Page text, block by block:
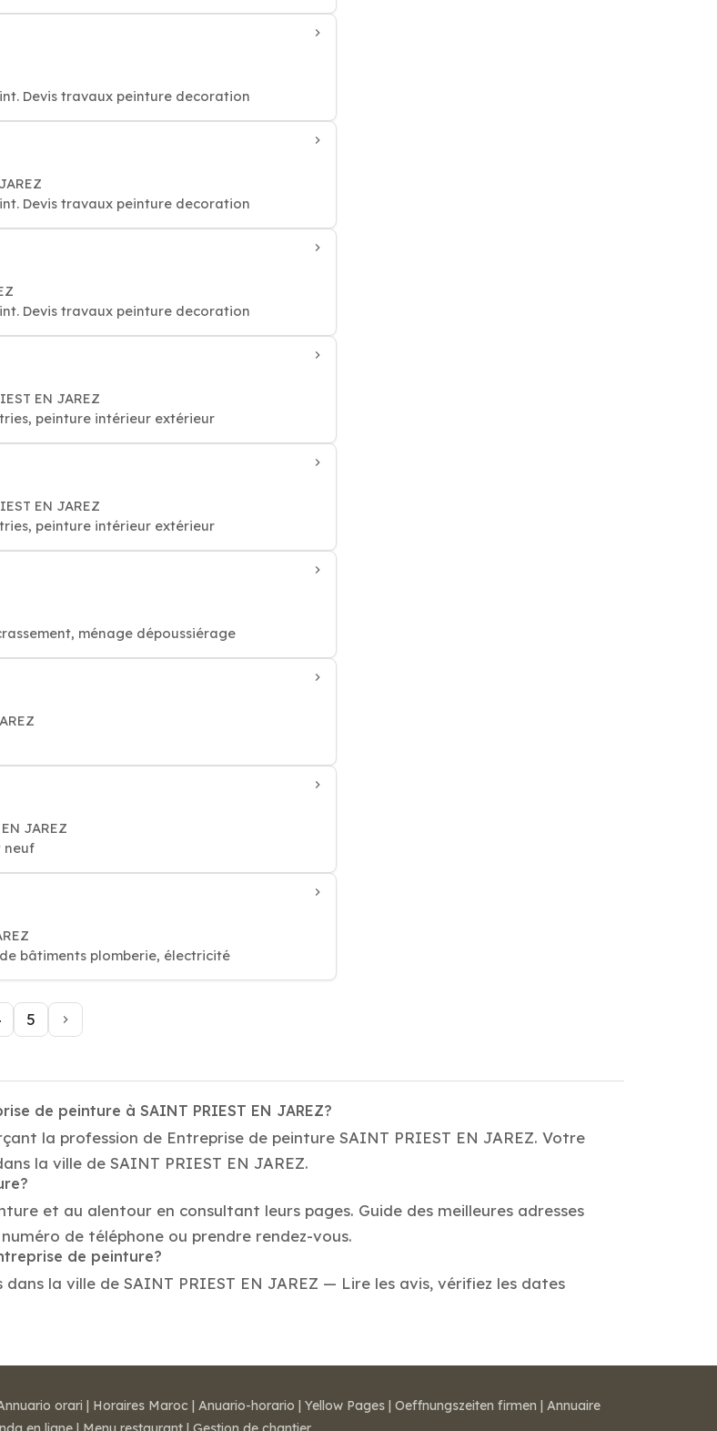
Devis travaux peinture decoration
Devis travaux peinture decoration
Devis travaux peinture decoration
EN JAREZ
peinture intérieur extérieur
EN JAREZ
peinture intérieur extérieur
ménage dépoussiérage
JAREZ
neuf
bâtiments plomberie, électricité
5
de peinture à SAINT PRIEST EN JAREZ?
la profession de Entreprise de peinture SAINT PRIEST EN JAREZ. Votre
la ville de SAINT PRIEST EN JAREZ.
et au alentour en consultant leurs pages. Guide des meilleures adresses
de téléphone ou prendre rendez-vous.
de peinture?
la ville de SAINT PRIEST EN JAREZ — Lire les avis, vérifiez les dates
orari | Horaires Maroc | Anuario-horario | Yellow Pages | Oeffnungszeiten firmen | Annuaire